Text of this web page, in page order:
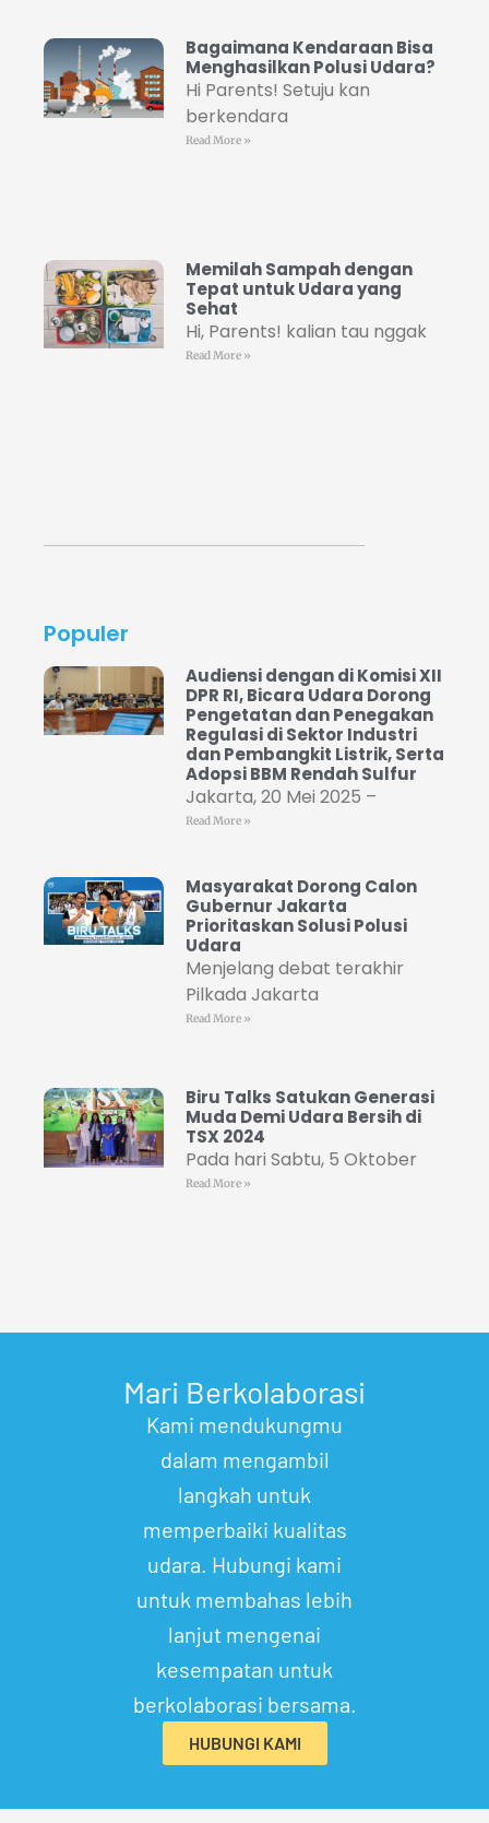
Bagaimana Kendaraan Bisa
Menghasilkan Polusi Udara?
Hi Parents! Setuju kan
berkendara
Read More »
Memilah Sampah dengan
Tepat untuk Udara yang
Sehat
Hi, Parents! kalian tau nggak
Read More »
Populer
Audiensi dengan di Komisi XII
DPR RI, Bicara Udara Dorong
Pengetatan dan Penegakan
Regulasi di Sektor Industri
dan Pembangkit Listrik, Serta
Adopsi BBM Rendah Sulfur
Jakarta, 20 Mei 2025 –
Read More »
Masyarakat Dorong Calon
Gubernur Jakarta
Prioritaskan Solusi Polusi
Udara
Menjelang debat terakhir
Pilkada Jakarta
Read More »
Biru Talks Satukan Generasi
Muda Demi Udara Bersih di
TSX 2024
Pada hari Sabtu, 5 Oktober
Read More »
Mari Berkolaborasi
Kami mendukungmu
dalam mengambil
langkah untuk
memperbaiki kualitas
udara. Hubungi kami
untuk membahas lebih
lanjut mengenai
kesempatan untuk
berkolaborasi bersama.
HUBUNGI KAMI